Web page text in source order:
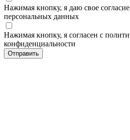
Нажимая кнопку, я даю свое
персональных данных
Нажимая кнопку, я согласен с
конфиденциальности